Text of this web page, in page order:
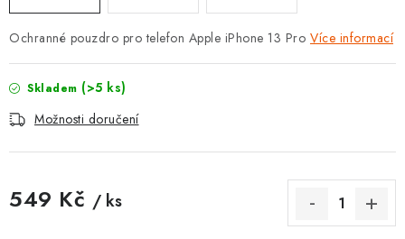
VRÁCENÍ ZBOŽÍ A REKLAMACE
Jak nakupovat
Obchodní podmínky
Ochrana osobních údajů
Doprava a platba
Vrácení zboží a reklamace
Ochranné pouzdro pro telefon Apple iPhone 13 Pro Více informací
Skladem (>5 ks)
Možnosti doručení
549 Kč / ks